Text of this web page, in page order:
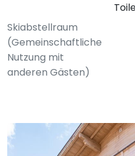
Skiabstellraum
(Gemeinschaftliche
Nutzung mit
anderen Gästen)